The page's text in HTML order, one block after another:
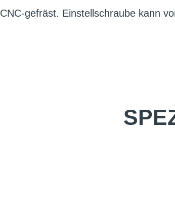
CNC-gefräst. Einstellschraube kann